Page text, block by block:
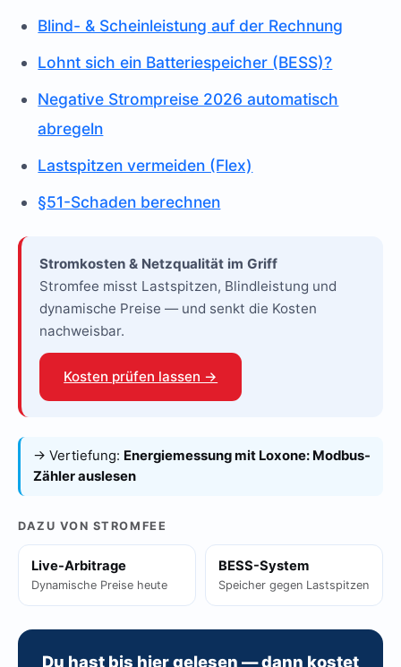
Blind- & Scheinleistung auf der Rechnung
Lohnt sich ein Batteriespeicher (BESS)?
Negative Strompreise 2026 automatisch
abregeln
Lastspitzen vermeiden (Flex)
§51-Schaden berechnen
Stromkosten & Netzqualität im Griff
Stromfee misst Lastspitzen, Blindleistung und
dynamische Preise — und senkt die Kosten
nachweisbar.
Kosten prüfen lassen →
→ Vertiefung: Energiemessung mit Loxone: Modbus-
Zähler auslesen
DAZU VON STROMFEE
Live-Arbitrage
Dynamische Preise heute
BESS-System
Speicher gegen Lastspitzen
Du hast bis hier gelesen — dann kostet